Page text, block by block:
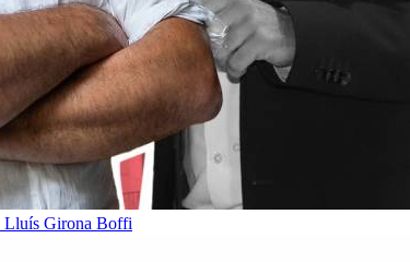
Lluís Girona Boffi